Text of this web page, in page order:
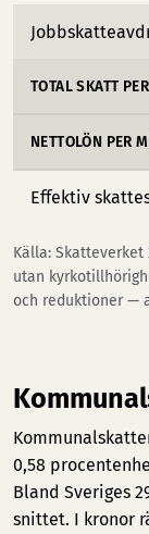
TOTAL SKATT
NETTOLÖN PER
Effektiv
Källa: Skatteverket
utan
och reduktioner —
0,58
Bland Sveriges
snittet. I kronor